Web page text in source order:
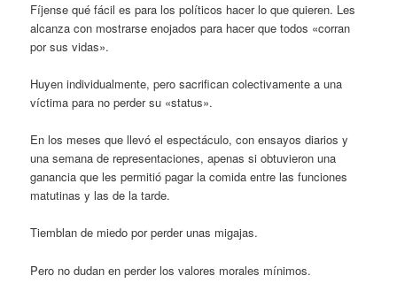
Fíjense qué fácil es para los políticos hacer lo que quieren. Les
alcanza con mostrarse enojados para hacer que todos «corran
por sus vidas».
Huyen individualmente, pero sacrifican colectivamente a una
víctima para no perder su «status».
En los meses que llevó el espectáculo, con ensayos diarios y
una semana de representaciones, apenas si obtuvieron una
ganancia que les permitió pagar la comida entre las funciones
matutinas y las de la tarde.
Tiemblan de miedo por perder unas migajas.
Pero no dudan en perder los valores morales mínimos.